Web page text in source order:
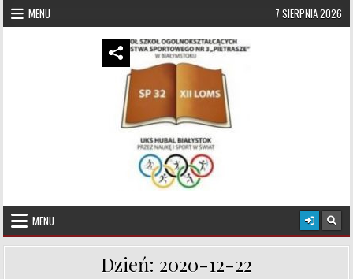
Skip to content
MENU 7 SIERPNIA 2026
UKS Hubal Białystok
MENU
Dzień: 2020-12-22